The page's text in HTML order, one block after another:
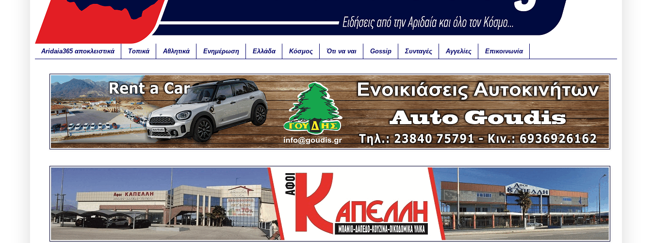
Aridaia365 αποκλειστικά Τοπικά Αθλητικά Ενημέρωση Ελλάδα Κόσμος Ότι να ναι Gossip Συνταγές Αγγελίες Επικοινωνία